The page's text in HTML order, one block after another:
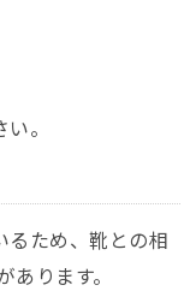
。
るため、靴との相
ります。